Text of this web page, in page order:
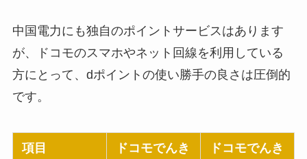
中国電力にも独自のポイントサービスはあります
が、ドコモのスマホやネット回線を利用している
方にとって、dポイントの使い勝手の良さは圧倒的
です。
項目
ドコモでんき
ドコモでんき